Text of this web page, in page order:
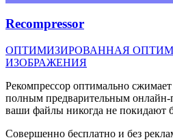
Recompressor
ОПТИМИЗИРОВАННАЯ
ИЗОБРАЖЕНИЯ
Рекомпрессор оптимально
полным предварительным
ваши файлы никогда не покидают
Совершенно бесплатно и без